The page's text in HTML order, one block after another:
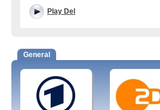
Play Del
General